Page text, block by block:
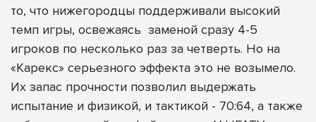
то, что нижегородцы поддерживали высокий
темп игры, освежаясь заменой сразу 4-5
игроков по несколько раз за четверть. Но на
«Карекс» серьезного эффекта это не возымело.
Их запас прочности позволил выдержать
испытание и физикой, и тактикой - 70:64, а также